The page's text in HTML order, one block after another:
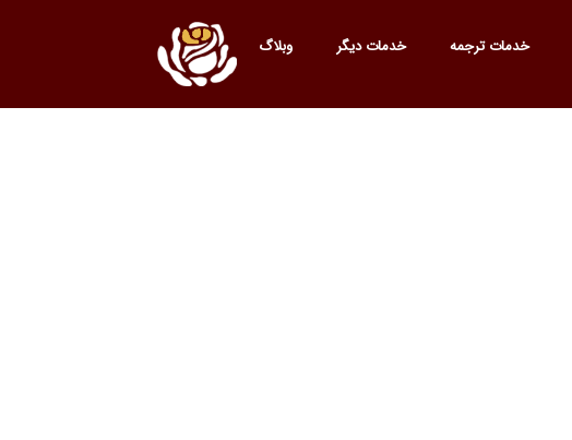
خدمات ترجمه خدمات دیگر وبلاگ